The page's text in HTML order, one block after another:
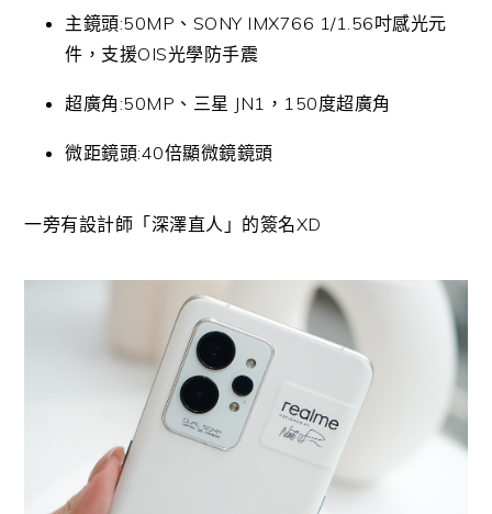
主鏡頭:50MP、SONY IMX766 1/1.56吋感光元
件，支援OIS光學防手震
超廣角:50MP、三星 JN1，150度超廣角
微距鏡頭:40倍顯微鏡鏡頭
一旁有設計師「深澤直人」的簽名XD